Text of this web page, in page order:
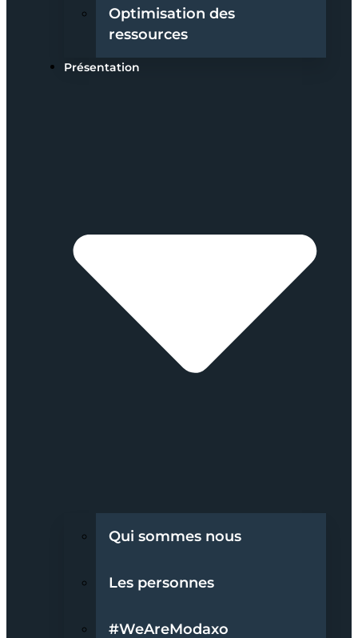
Optimisation des
ressources
Présentation
Qui sommes nous
Les personnes
#WeAreModaxo